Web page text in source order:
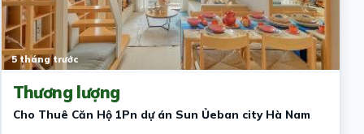
5 tháng trước
Thương lượng
Cho Thuê Căn Hộ 1Pn dự án Sun Ủeban city Hà Nam